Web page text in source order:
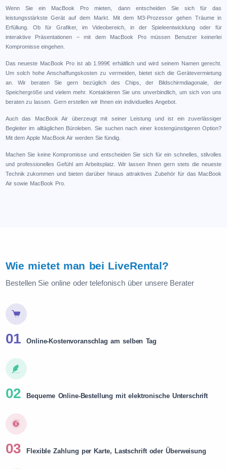
Wenn Sie ein MacBook Pro mieten, dann entscheiden Sie sich für das
leistungsstärkste Gerät auf dem Markt. Mit dem M3-Prozessor gehen Träume in
Erfüllung. Ob für Grafiker, im Videobereich, in der Spieleentwicklung oder für
interaktive Präsentationen – mit dem MacBook Pro müssen Benutzer keinerlei
Kompromisse eingehen.
Das neueste MacBook Pro ist ab 1.999€ erhältlich und wird seinem Namen gerecht.
Um solch hohe Anschaffungskosten zu vermeiden, bietet sich die Gerätevermietung
an. Wir beraten Sie gern bezüglich des Chips, der Bildschirmdiagonale, der
Speichergröße und vielem mehr. Kontaktieren Sie uns unverbindlich, um sich von uns
beraten zu lassen. Gern erstellen wir Ihnen ein individuelles Angebot.
Auch das MacBook Air überzeugt mit seiner Leistung und ist ein zuverlässiger
Begleiter im alltäglichen Büroleben. Sie suchen nach einer kostengünstigeren Option?
Mit dem Apple MacBook Air werden Sie fündig.
Machen Sie keine Kompromisse und entscheiden Sie sich für ein schnelles, stilvolles
und professionelles Gefühl am Arbeitsplatz. Wir lassen Ihnen gern stets die neueste
Technik zukommen und bieten darüber hinaus attraktives Zubehör für das MacBook
Air sowie MacBook Pro.
Wie mietet man bei LiveRental?
Bestellen Sie online oder telefonisch über unsere Berater
01 Online-Kostenvoranschlag am selben Tag
02 Bequeme Online-Bestellung mit elektronische Unterschrift
03 Flexible Zahlung per Karte, Lastschrift oder Überweisung